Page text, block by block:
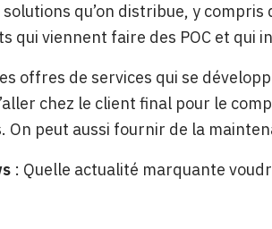
qu’on distribue, y
qui viennent faire des POC et
offres de services qui se
chez le client final pour le
On peut aussi fournir de la
: Quelle actualité marquante